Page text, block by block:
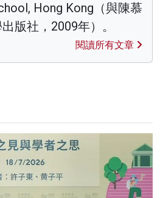
Hong Kong（與陳慕
版社，2009年）。
閱讀所有文章